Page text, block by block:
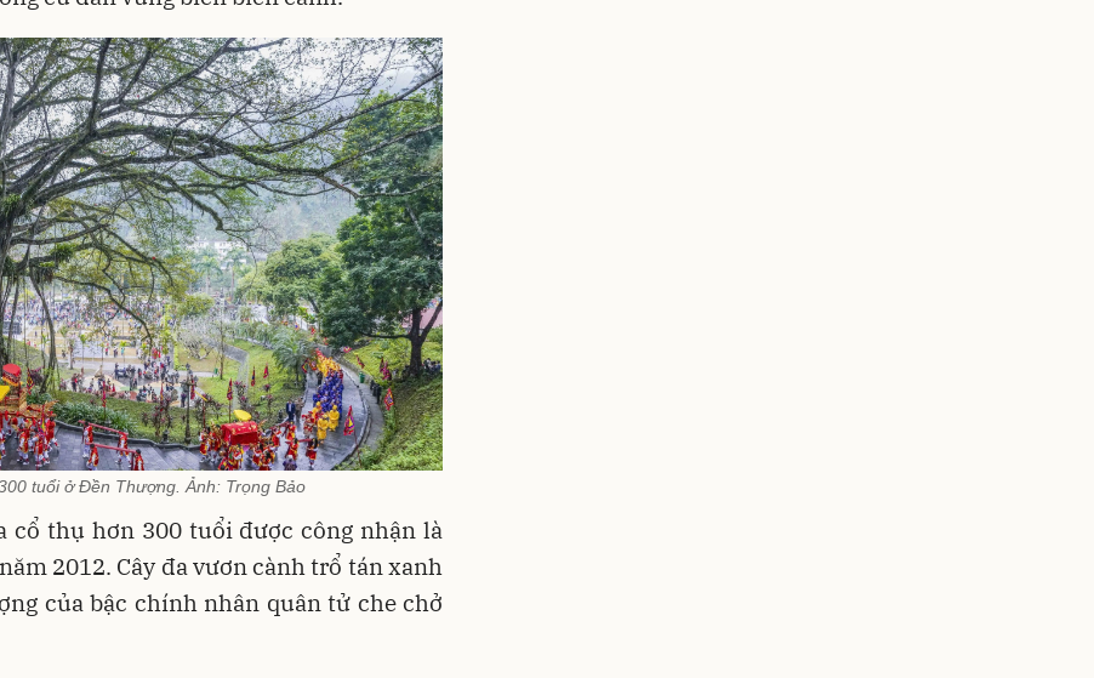
tuổi ở Đền Thượng. Ảnh: Trọng Bảo
cổ thụ hơn 300 tuổi được công nhận là
2012. Cây đa vươn cành trổ tán xanh
của bậc chính nhân quân tử che chở